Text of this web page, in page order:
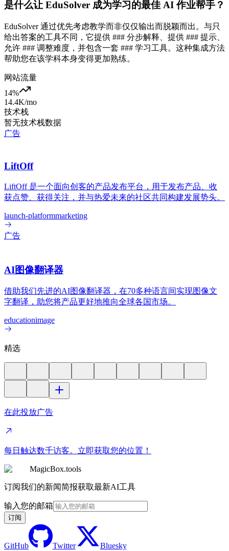
是什么让 EduSolver 成为学习的最佳 AI 作业帮手？
EduSolver 通过优先考虑教学而非仅仅输出而脱颖而出。与只
给出答案的工具不同，它提供 ### 分步解释、提供 ### 提示、
允许 ### 调整难度，并包含一套 ### 学习工具。这种集成方法
帮助您在该学科本身变得更加熟练。
网站流量
14%
14.4K/mo
技术栈
暂无技术栈数据
广告
LiftOff
LiftOff 是一个面向创客的产品发布平台，用于发布产品、收
获点赞、获得关注，并与热爱未来的社区共同构建发展势头。
launch-platformmarketing
广告
AI图像翻译器
借助我们先进的AI图像翻译器，在70多种语言间实现图像文
字翻译，助您将产品更好地推向全球各国市场。
educationimage
精选
在此投放广告
每日触达数千访客。立即获取您的位置！
MagicBox.tools
订阅我们的新闻简报获取最新AI工具
输入您的邮箱
订阅
GitHub Twitter Bluesky